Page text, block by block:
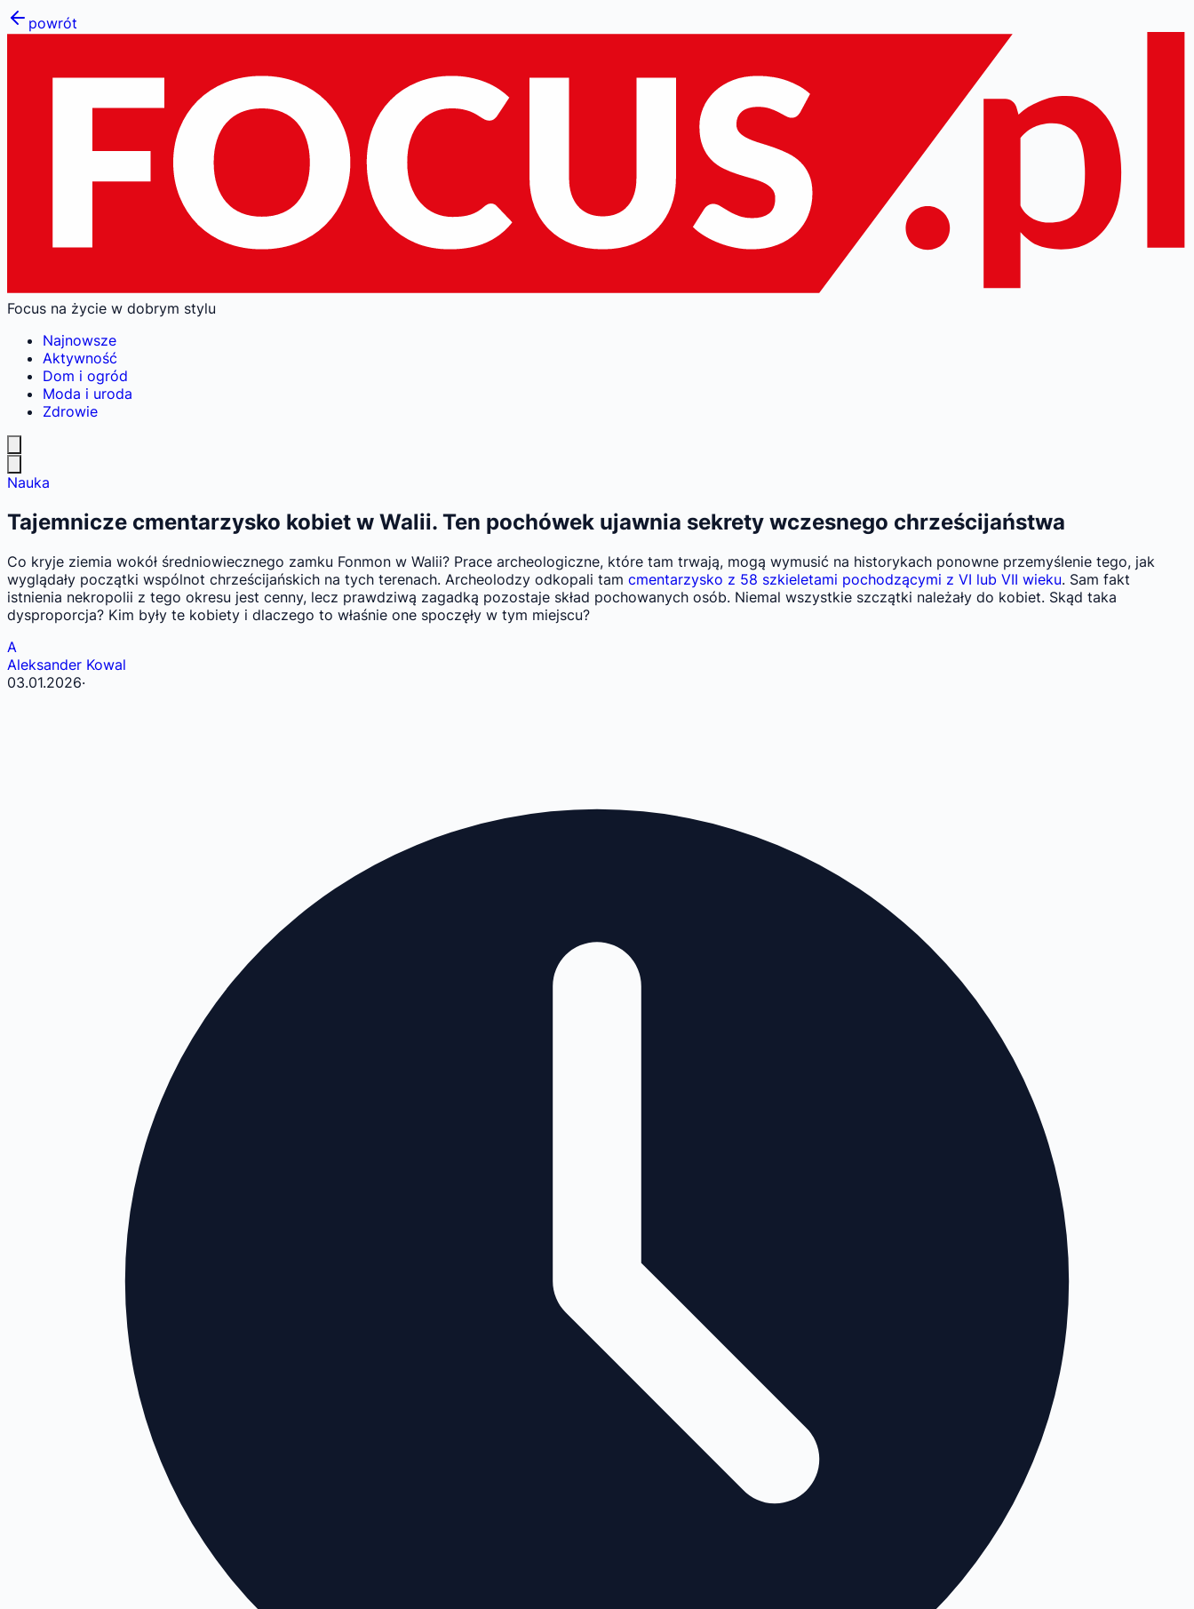
powrót
Focus na życie w dobrym stylu
Najnowsze
Aktywność
Dom i ogród
Moda i uroda
Zdrowie
Nauka
Tajemnicze cmentarzysko kobiet w Walii. Ten pochówek ujawnia sekrety wczesnego chrześcijaństwa
Co kryje ziemia wokół średniowiecznego zamku Fonmon w Walii? Prace archeologiczne, które tam trwają, mogą wymusić na historykach ponowne przemyślenie tego, jak
wyglądały początki wspólnot chrześcijańskich na tych terenach. Archeolodzy odkopali tam cmentarzysko z 58 szkieletami pochodzącymi z VI lub VII wieku. Sam fakt
istnienia nekropolii z tego okresu jest cenny, lecz prawdziwą zagadką pozostaje skład pochowanych osób. Niemal wszystkie szczątki należały do kobiet. Skąd taka
dysproporcja? Kim były te kobiety i dlaczego to właśnie one spoczęły w tym miejscu?
A
Aleksander Kowal
03.01.2026·